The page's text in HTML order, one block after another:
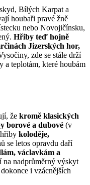
Bílých Karpat a
houbaři pravé žně
nebo Novojičínsku,
Hřiby teď hojně
Jizerských hor,
zde se stále drží
a teplotám, které houbám
že kromě klasických
borové a dubové (v
koloděje,
se letos opravdu daří
václavkám a
na nadprůměrný výskyt
i vzácnějších